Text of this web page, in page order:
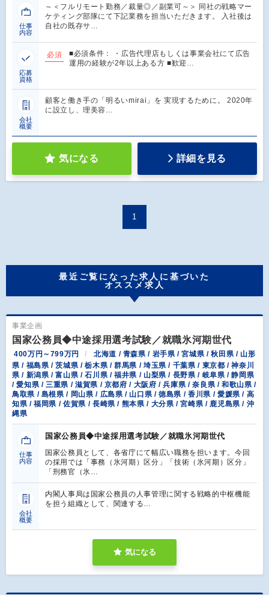
仕事
内容
～＜フルリモート勤務／裁量◎／副業可～＞ 同社の戦略マー
ケティング部隊にて下記業務を担当いただきます。 入社後は
自社の既存サ…
応募
資格
必須
■必須条件： ・広告代理店もしくは事業会社にて広告
運用の経験が2年以上ある方 ■歓迎…
会社
概要
顧客と働き手の「明るいmirai」を 実現するために。 2020年
に設立し、理美容…
気になる 詳細を見る
1
最近ご覧になった求人に基づいた
オススメ求人
事業企画
国家公務員◆中途採用選考試験／就職氷河期世代
400万円～799万円
北海道 / 青森県 / 岩手県 / 宮城県 / 秋田県 / 山形
県 / 福島県 / 茨城県 / 栃木県 / 群馬県 / 埼玉県 / 千葉県 / 東京都 / 神奈川
県 / 新潟県 / 富山県 / 石川県 / 福井県 / 山梨県 / 長野県 / 岐阜県 / 静岡県
/ 愛知県 / 三重県 / 滋賀県 / 京都府 / 大阪府 / 兵庫県 / 奈良県 / 和歌山県 /
鳥取県 / 島根県 / 岡山県 / 広島県 / 山口県 / 徳島県 / 香川県 / 愛媛県 / 高
知県 / 福岡県 / 佐賀県 / 長崎県 / 熊本県 / 大分県 / 宮崎県 / 鹿児島県 / 沖
縄県
仕事
内容
国家公務員◆中途採用選考試験／就職氷河期世代
国家公務員として、各省庁にて幅広い職務を担います。今回
の採用では「事務（氷河期）区分」「技術（氷河期）区分」
「刑務官（氷…
会社
概要
内閣⼈事局は国家公務員の⼈事管理に関する戦略的中枢機能
を担う組織として、関連する…
気になる